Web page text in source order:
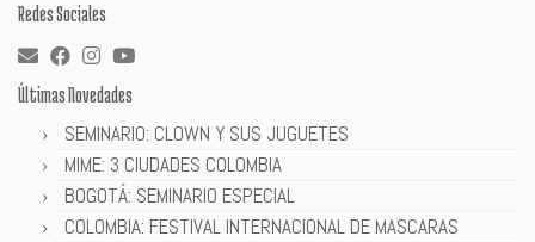
Redes Sociales
Últimas Novedades
SEMINARIO: CLOWN Y SUS JUGUETES
MIME: 3 CIUDADES COLOMBIA
BOGOTÁ: SEMINARIO ESPECIAL
COLOMBIA: FESTIVAL INTERNACIONAL DE MASCARAS